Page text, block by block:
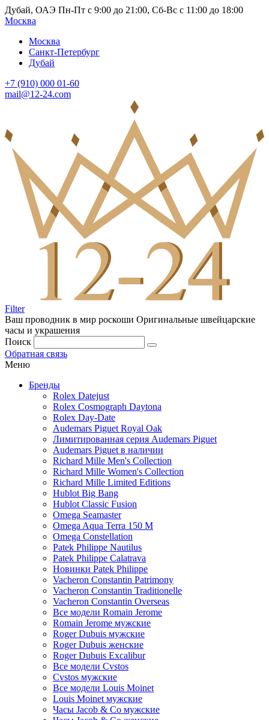
Дубай, ОАЭ Пн-Пт с 9:00 до 21:00, Сб-Вс с 11:00 до 18:00
Москва
Москва
Санкт-Петербург
Дубай
+7 (910) 000 01-60
mail@12-24.com
Filter
Ваш проводник в мир роскоши Оригинальные швейцарские
часы и украшения
Поиск
Обратная связь
Меню
Бренды
Rolex Datejust
Rolex Cosmograph Daytona
Rolex Day-Date
Audemars Piguet Royal Oak
Лимитированная серия Audemars Piguet
Audemars Piguet в наличии
Richard Mille Men's Collection
Richard Mille Women's Collection
Richard Mille Limited Editions
Hublot Big Bang
Hublot Classic Fusion
Omega Seamaster
Omega Aqua Terra 150 M
Omega Constellation
Patek Philippe Nautilus
Patek Philippe Calatrava
Новинки Patek Philippe
Vacheron Constantin Patrimony
Vacheron Constantin Traditionelle
Vacheron Constantin Overseas
Все модели Romain Jerome
Romain Jerome мужские
Roger Dubuis мужские
Roger Dubuis женские
Roger Dubuis Excalibur
Все модели Cvstos
Cvstos мужские
Все модели Louis Moinet
Louis Moinet мужские
Часы Jacob & Co мужские